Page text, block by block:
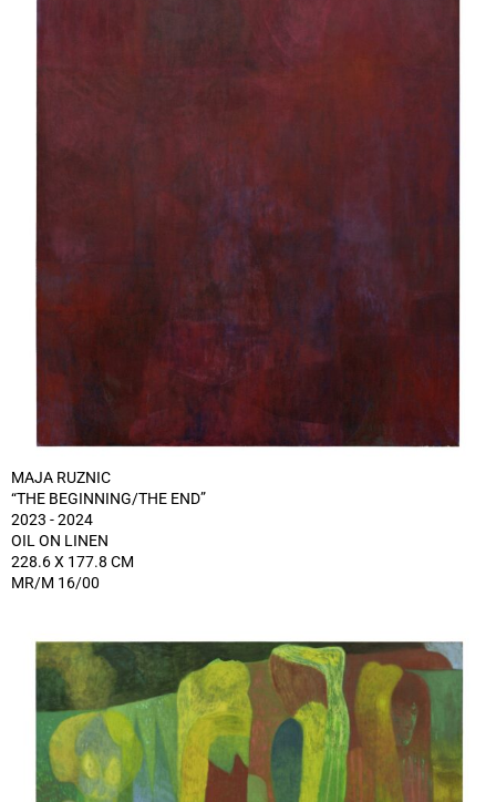
MAJA RUZNIC
“THE BEGINNING/THE END”
2023 - 2024
OIL ON LINEN
228.6 X 177.8 CM
MR/M 16/00